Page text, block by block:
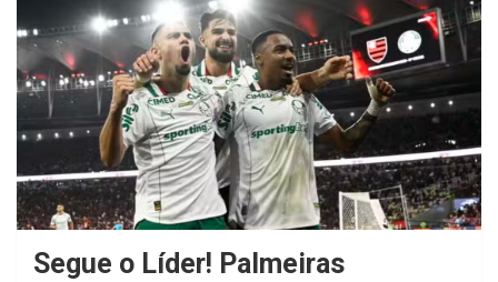
Segue o Líder! Palmeiras